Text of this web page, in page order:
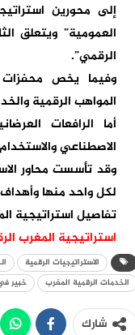
إلى محورين
العمومية” ويتعلق
الرقمي”.
وفيما يخص
المواهب الرقمية
أما الرافعات
الاصطناعي
وقد تأسست محاور
لكل واحد منها وأهداف
تفاصيل استراتيجية المغرب الرقمي
استراتيجية المغرب
الاستراتيجيات الرقمية
الخدمات الرقمية المغرب
خبير
شارك